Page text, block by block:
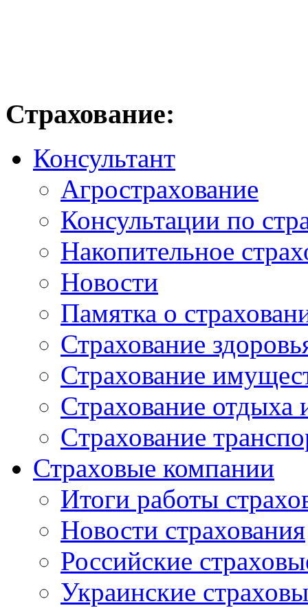
Страхование:
Консультант
Агрострахование
Консультации по
Накопительное
Новости
Памятка о
Страхование
Страхование
Страхование отдыха
Cтрахование
Страховые компании
Итоги работы
Новости страхования
Российские
Украинские